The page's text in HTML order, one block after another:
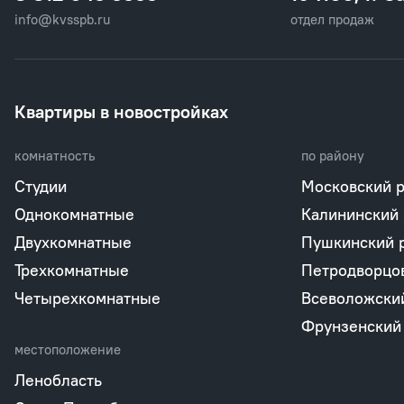
info@kvsspb.ru отдел продаж
Квартиры в новостройках
комнатность
Студии
Однокомнатные
Двухкомнатные
Трехкомнатные
Четырехкомнатные
местоположение
Ленобласть
по району
Московский
Калининский
Пушкинский